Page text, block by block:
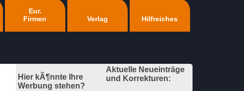
Eur.
Firmen
Verlag Hilfreiches
Hier kÃ¶nnte Ihre
Werbung stehen?
Aktuelle Neueinträge
und Korrekturen: